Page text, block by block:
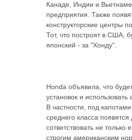
Канаде, Индии и
предприятия. Также
конструкторские центры
Тот, что построят в США,
японский - за "Хонду".
Honda объявила, что
установок и
В частности, под
среднего класса
сответствовать не
строгим американским